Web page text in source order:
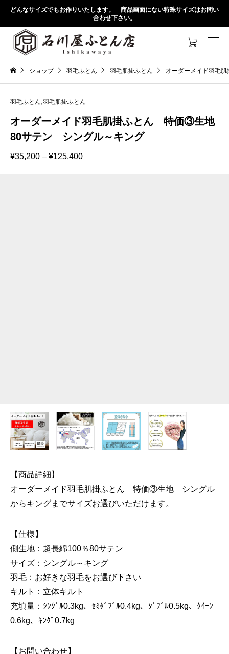
どんなサイズでもお作りいたします。 商品画面にない特殊サイズはお問い
合わせ下さい。

ショップ 羽毛ふとん 羽毛肌掛ふとん オーダーメイド羽毛
羽毛ふとん,羽毛肌掛ふとん
オーダーメイド羽毛肌掛ふとん 特価③生地
80サテン シングル～キング
¥35,200 – ¥125,400価
【商品詳細】
オーダーメイド羽毛肌掛ふとん 特価③生地 シングル
からキングまでサイズお選びいただけます。
【仕様】
側生地：超長綿100％80サテン
サイズ：シングル～キング
羽毛：お好きな羽毛をお選び下さい
キルト：立体キルト
充填量：ｼﾝｸﾞﾙ0.3kg、ｾﾐﾀﾞﾌﾞﾙ0.4kg、ﾀﾞﾌﾞﾙ0.5kg、ｸｲｰﾝ
0.6kg、ｷﾝｸﾞ0.7kg
【お問い合わせ】